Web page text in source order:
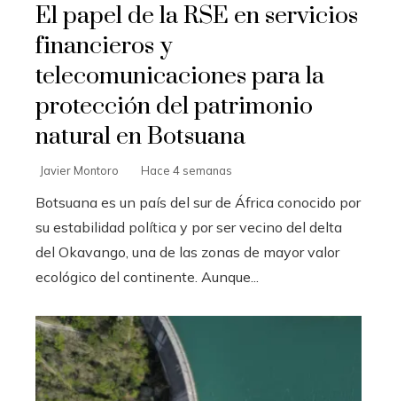
El papel de la RSE en servicios
financieros y
telecomunicaciones para la
protección del patrimonio
natural en Botsuana
Javier Montoro Hace 4 semanas
Botsuana es un país del sur de África conocido por
su estabilidad política y por ser vecino del delta
del Okavango, una de las zonas de mayor valor
ecológico del continente. Aunque...